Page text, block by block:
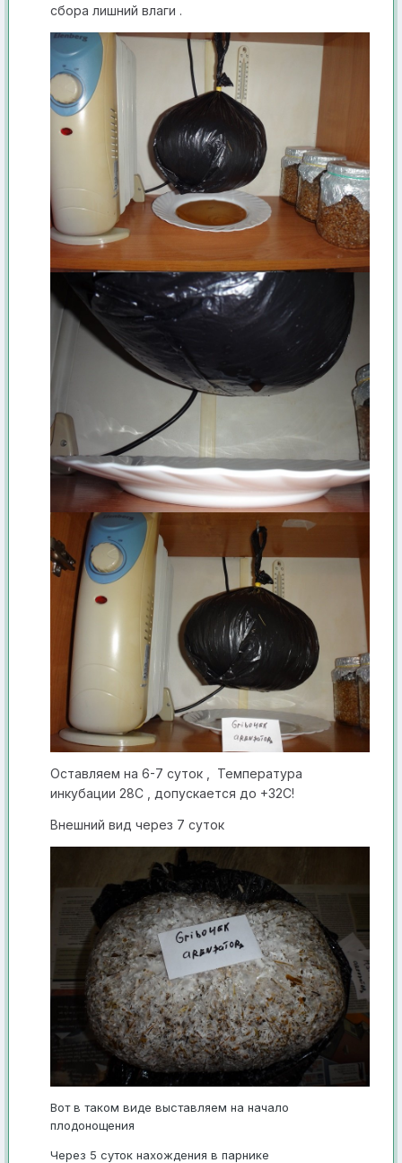
сбора лишний влаги .
О ставляем н а 6-7 суток , Те мпература
инкуб ации 28С , допуск ается до +32С!
Внешний вид через 7 суток
Вот в таком виде выставляем на начало
плодонощения
Через 5 суток нахождения в парнике